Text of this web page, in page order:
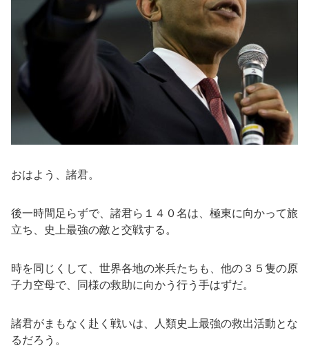
おはよう、諸君。
後一時間足らずで、諸君ら１４０名は、極東に向かって旅
立ち、史上最強の敵と交戦する。
時を同じくして、世界各地の米兵たちも、他の３５隻の原
子力空母で、同様の救助に向かう行う手はずだ。
諸君がまもなく赴く戦いは、人類史上最強の救出活動とな
るだろう。